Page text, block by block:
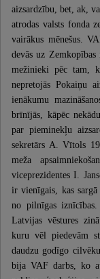
aizsardzību, bet, ak,
atrodas valsts fonda
vairākus mēnešus.
devās uz Zemkopības
mežinieki pēc tam,
nepretojās Pokaiņu
ienākumu
brīnījās, kāpēc
par pieminekļu
sekretārs A. Vītols
meža
viceprezidentes I.
ir vienīgais, kas sargā
no pilnīgas iznīcības.
Latvijas vēstures
kuru vēl piedevām
daudzu godīgo
bija VAF darbs, ko